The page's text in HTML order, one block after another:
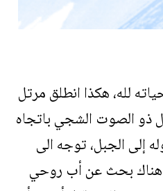
لله، هكذا انطلق مرتل
ذو الصوت الشجي باتجاه
إلى الجبل، توجه الى
هناك بحث عن أب روحي